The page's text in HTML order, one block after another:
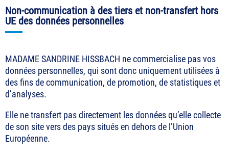
Non-communication à des tiers et non-transfert hors
UE des données personnelles
MADAME SANDRINE HISSBACH ne commercialise pas vos
données personnelles, qui sont donc uniquement utilisées à
des fins de communication, de promotion, de statistiques et
d’analyses.
Elle ne transfert pas directement les données qu’elle collecte
de son site vers des pays situés en dehors de l’Union
Européenne.